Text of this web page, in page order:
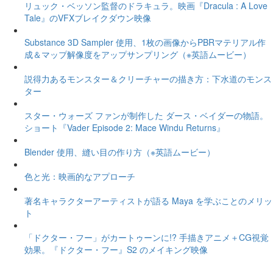
リュック・ベッソン監督のドラキュラ。映画『Dracula : A Love
Tale』のVFXブレイクダウン映像
Substance 3D Sampler 使用、1枚の画像からPBRマテリアル作
成＆マップ解像度をアップサンプリング（※英語ムービー）
説得力あるモンスター＆クリーチャーの描き方：下水道のモンス
ター
スター・ウォーズ ファンが制作した ダース・ベイダーの物語。
ショート『Vader Episode 2: Mace Windu Returns』
Blender 使用、縫い目の作り方（※英語ムービー）
色と光：映画的なアプローチ
著名キャラクターアーティストが語る Maya を学ぶことのメリッ
ト
「ドクター・フー」がカートゥーンに!? 手描きアニメ＋CG視覚
効果。『ドクター・フー』S2 のメイキング映像